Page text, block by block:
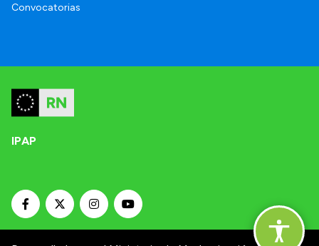
Convocatorias
IPAP